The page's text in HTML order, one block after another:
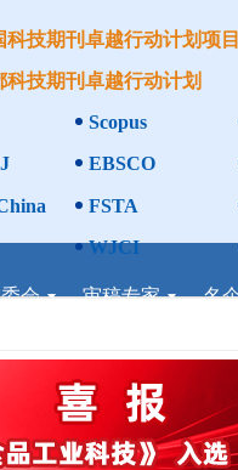
科技期刊卓越行动计划项
科技期刊卓越行动计划
Scopus
EBSCO
FSTA
WJCI
会 审稿专家 名
及其影响免疫调节的研究进
Progress on
abstract). doi:10.13386/
x